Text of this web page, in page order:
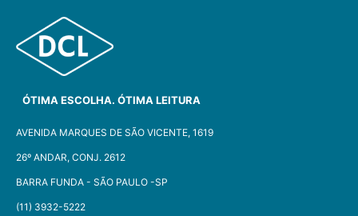
ÓTIMA ESCOLHA. ÓTIMA LEITURA
AVENIDA MARQUES DE SÃO VICENTE, 1619
26º ANDAR, CONJ. 2612
BARRA FUNDA - SÃO PAULO -SP​
(11) 3932-5222